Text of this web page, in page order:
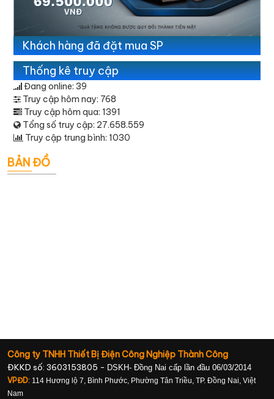
Khách hàng đã đặt mua SP
Thống kê truy cập
Đang online: 39
Truy cập hôm nay: 768
Truy cập hôm qua: 1391
Tổng số truy cập: 27.658.559
Truy cập trung bình: 1030
BẢN ĐỒ
Công ty TNHH Thiết Bị Điện Công Nghiệp Thành Công
ĐKKD số: 3603153805 - DSKH- Đồng Nai cấp lần đầu 06/03/2014
VPĐD: 114 Hương lộ 7, Bình Phước, Phường Tân Triều, TP. Đồng Nai, Việt
Nam